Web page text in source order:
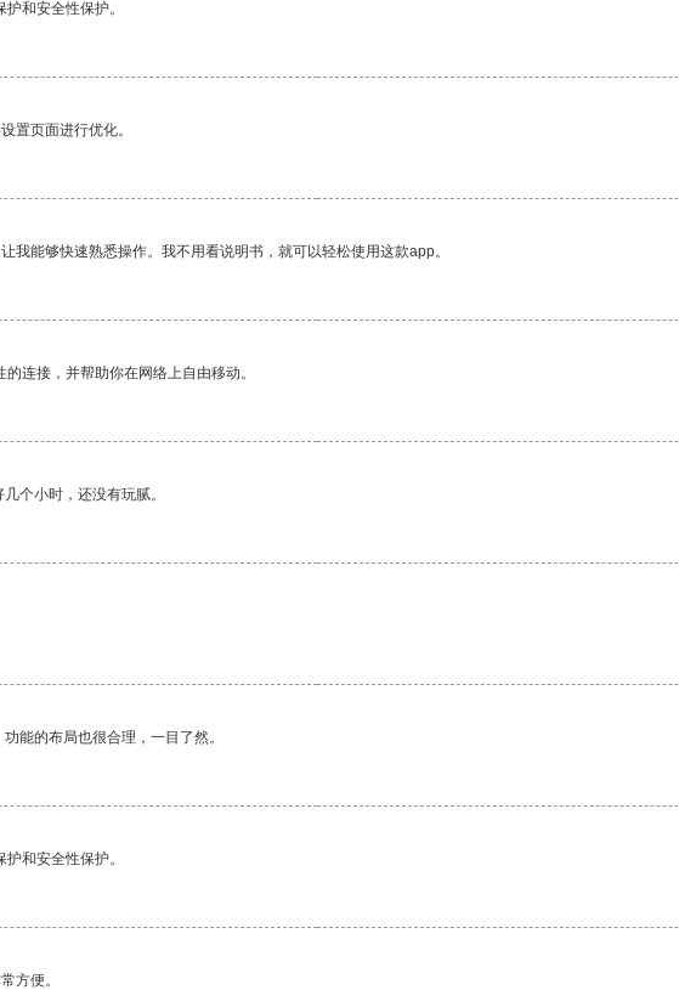
和安全性保护。
置页面进行优化。
我能够快速熟悉操作。我不用看说明书，就可以轻松使用这款app。
连接，并帮助你在网络上自由移动。
个小时，还没有玩腻。
能的布局也很合理，一目了然。
和安全性保护。
方便。